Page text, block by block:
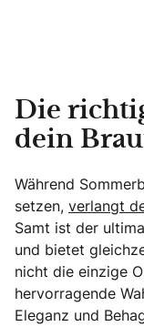
Die
dein
Während
setzen, verlangt
Samt ist der
und bietet
nicht die einzige
hervorragende
Eleganz und